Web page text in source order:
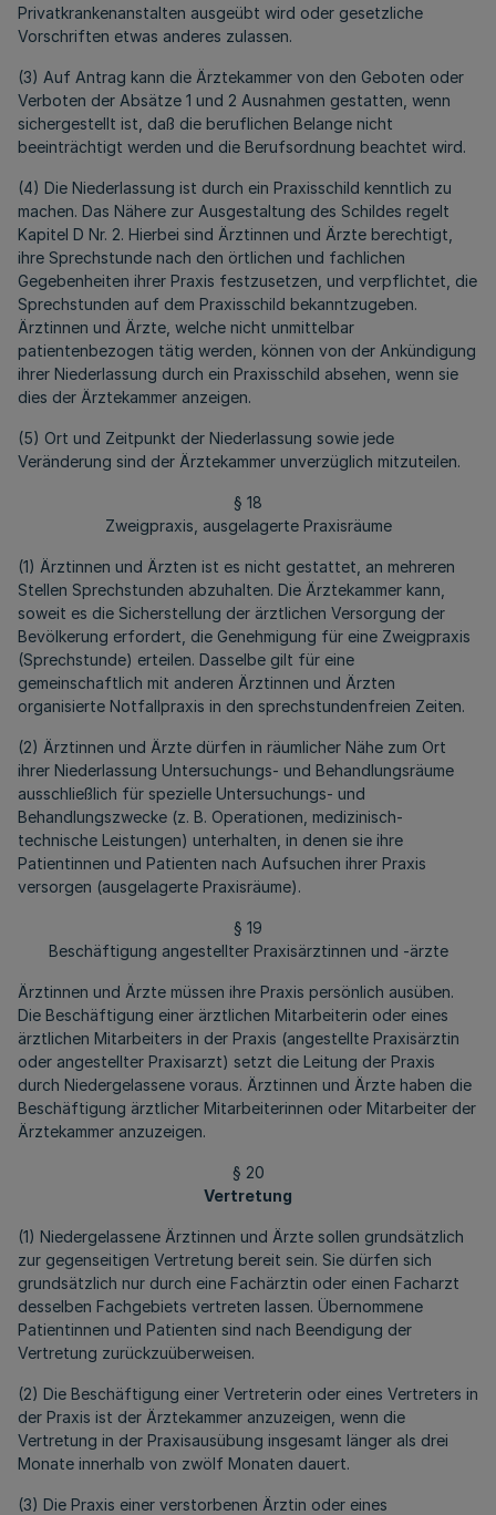
Privatkrankenanstalten ausgeübt wird oder gesetzliche
Vorschriften etwas anderes zulassen.
(3) Auf Antrag kann die Ärztekammer von den Geboten oder
Verboten der Absätze 1 und 2 Ausnahmen gestatten, wenn
sichergestellt ist, daß die beruflichen Belange nicht
beeinträchtigt werden und die Berufsordnung beachtet wird.
(4) Die Niederlassung ist durch ein Praxisschild kenntlich zu
machen. Das Nähere zur Ausgestaltung des Schildes regelt
Kapitel D Nr. 2. Hierbei sind Ärztinnen und Ärzte berechtigt,
ihre Sprechstunde nach den örtlichen und fachlichen
Gegebenheiten ihrer Praxis festzusetzen, und verpflichtet, die
Sprechstunden auf dem Praxisschild bekanntzugeben.
Ärztinnen und Ärzte, welche nicht unmittelbar
patientenbezogen tätig werden, können von der Ankündigung
ihrer Niederlassung durch ein Praxisschild absehen, wenn sie
dies der Ärztekammer anzeigen.
(5) Ort und Zeitpunkt der Niederlassung sowie jede
Veränderung sind der Ärztekammer unverzüglich mitzuteilen.
§ 18
Zweigpraxis, ausgelagerte Praxisräume
(1) Ärztinnen und Ärzten ist es nicht gestattet, an mehreren
Stellen Sprechstunden abzuhalten. Die Ärztekammer kann,
soweit es die Sicherstellung der ärztlichen Versorgung der
Bevölkerung erfordert, die Genehmigung für eine Zweigpraxis
(Sprechstunde) erteilen. Dasselbe gilt für eine
gemeinschaftlich mit anderen Ärztinnen und Ärzten
organisierte Notfallpraxis in den sprechstundenfreien Zeiten.
(2) Ärztinnen und Ärzte dürfen in räumlicher Nähe zum Ort
ihrer Niederlassung Untersuchungs- und Behandlungsräume
ausschließlich für spezielle Untersuchungs- und
Behandlungszwecke (z. B. Operationen, medizinisch-
technische Leistungen) unterhalten, in denen sie ihre
Patientinnen und Patienten nach Aufsuchen ihrer Praxis
versorgen (ausgelagerte Praxisräume).
§ 19
Beschäftigung angestellter Praxisärztinnen und -ärzte
Ärztinnen und Ärzte müssen ihre Praxis persönlich ausüben.
Die Beschäftigung einer ärztlichen Mitarbeiterin oder eines
ärztlichen Mitarbeiters in der Praxis (angestellte Praxisärztin
oder angestellter Praxisarzt) setzt die Leitung der Praxis
durch Niedergelassene voraus. Ärztinnen und Ärzte haben die
Beschäftigung ärztlicher Mitarbeiterinnen oder Mitarbeiter der
Ärztekammer anzuzeigen.
§ 20
Vertretung
(1) Niedergelassene Ärztinnen und Ärzte sollen grundsätzlich
zur gegenseitigen Vertretung bereit sein. Sie dürfen sich
grundsätzlich nur durch eine Fachärztin oder einen Facharzt
desselben Fachgebiets vertreten lassen. Übernommene
Patientinnen und Patienten sind nach Beendigung der
Vertretung zurückzuüberweisen.
(2) Die Beschäftigung einer Vertreterin oder eines Vertreters in
der Praxis ist der Ärztekammer anzuzeigen, wenn die
Vertretung in der Praxisausübung insgesamt länger als drei
Monate innerhalb von zwölf Monaten dauert.
(3) Die Praxis einer verstorbenen Ärztin oder eines